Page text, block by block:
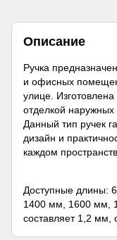
Описание
Ручка
и офисных
улице.
отделкой
Данный тип ручек
дизайн и
каждом
Доступные длины:
1400 мм, 1600 мм,
составляет 1,2 мм,